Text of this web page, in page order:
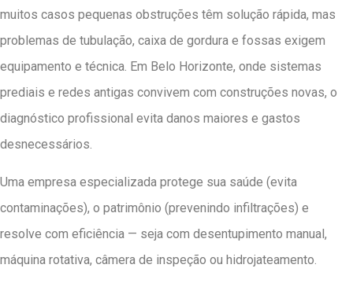
muitos casos pequenas obstruções têm solução rápida, mas
problemas de tubulação, caixa de gordura e fossas exigem
equipamento e técnica. Em Belo Horizonte, onde sistemas
prediais e redes antigas convivem com construções novas, o
diagnóstico profissional evita danos maiores e gastos
desnecessários.
Uma empresa especializada protege sua saúde (evita
contaminações), o patrimônio (prevenindo infiltrações) e
resolve com eficiência — seja com desentupimento manual,
máquina rotativa, câmera de inspeção ou hidrojateamento.